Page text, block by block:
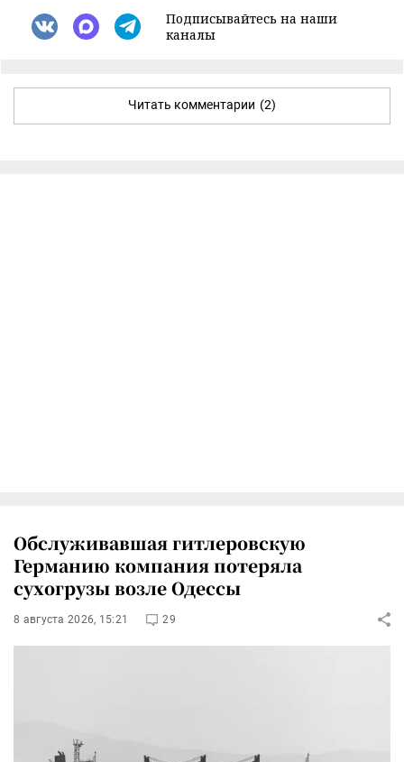
Подписывайтесь на наши
каналы
Читать комментарии (2)
Обслуживавшая гитлеровскую
Германию компания потеряла
сухогрузы возле Одессы
8 августа 2026, 15:21 29